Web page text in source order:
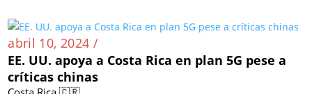
abril 10, 2024 /
EE. UU. apoya a Costa Rica en plan 5G pese a
críticas chinas